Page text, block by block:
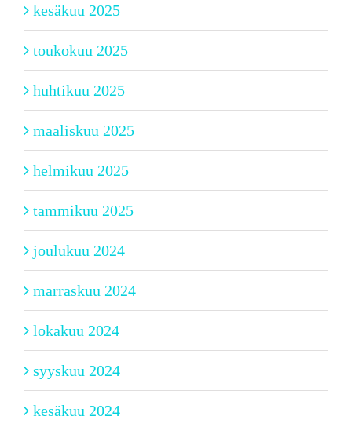
kesäkuu 2025
toukokuu 2025
huhtikuu 2025
maaliskuu 2025
helmikuu 2025
tammikuu 2025
joulukuu 2024
marraskuu 2024
lokakuu 2024
syyskuu 2024
kesäkuu 2024